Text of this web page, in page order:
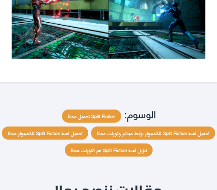
الوسوم: Split Fiction تحميل مجانا
تحميل لعبة Split Fiction للكمبيوتر برابط مباشر وتورنت مجانا
تحميل لعبة Split Fiction للكمبيوتر مجانا
تنزيل لعبة Split Fiction عبر التورنت مجانا